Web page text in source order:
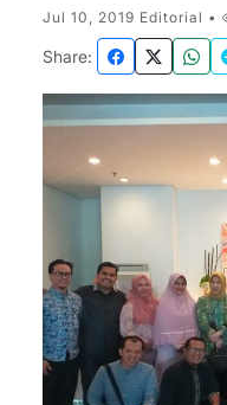
Jul 10, 2019 Editorial •
Share: